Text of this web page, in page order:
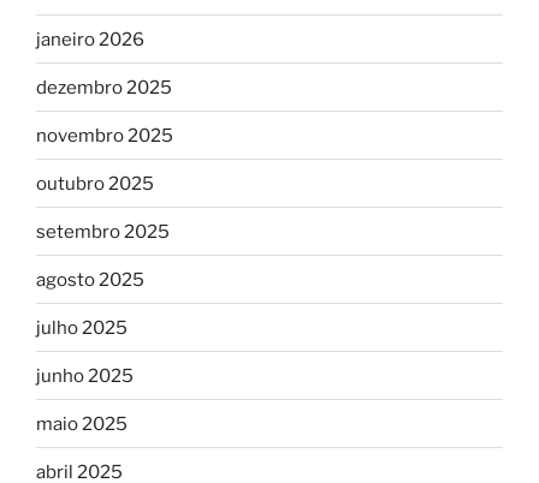
janeiro 2026
dezembro 2025
novembro 2025
outubro 2025
setembro 2025
agosto 2025
julho 2025
junho 2025
maio 2025
abril 2025